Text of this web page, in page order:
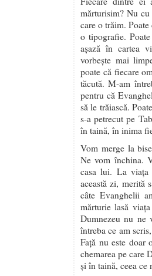
mărturisim? Nu
care o trăim.
o tipografie.
așază în cartea
vorbește mai
poate că fiecare
tăcută. M-am
pentru că
să le trăiască.
s-a petrecut pe
în taină, în inima
Vom merge la
Ne vom închina.
casa lui. La
această zi, merită
câte Evanghelii
mărturie lasă
Dumnezeu nu ne
întreba ce am
Față nu este doar
chemarea pe care
și în taină, ceea ce